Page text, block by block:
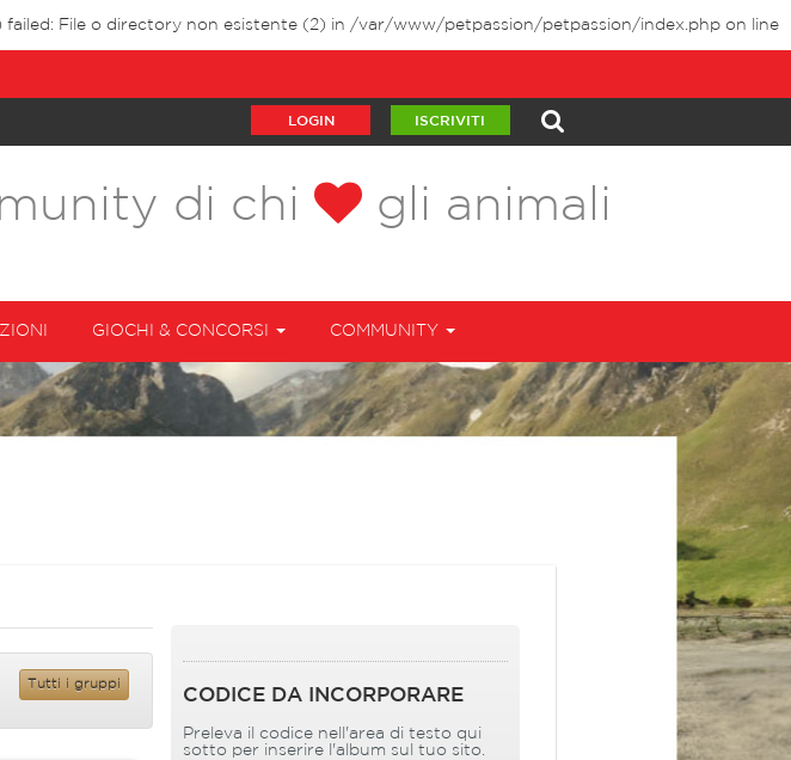
File o directory non esistente (2) in /var/www/petpassion/petpassion/index.php on line
LOGIN ISCRIVITI
di chi gli animali
GIOCHI & CONCORSI COMMUNITY
Tutti i gruppi
CODICE DA INCORPORARE
Preleva il codice nell'area di testo qui
sotto per inserire l'album sul tuo sito.